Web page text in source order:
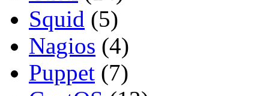
Squid (5)
Nagios (4)
Puppet (7)